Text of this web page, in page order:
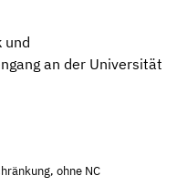
und
an der Universität
ohne NC